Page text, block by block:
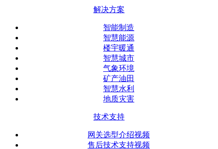
解决方案
智能制造
智慧能源
楼宇暖通
智慧城市
气象环境
矿产油田
智慧水利
地质灾害
技术支持
网关选型介绍视频
售后技术支持视频